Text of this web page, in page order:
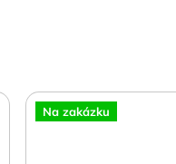
Na zakázku